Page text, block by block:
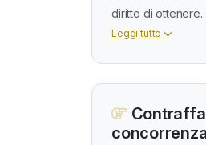
diritto di ottenere...
Leggi tutto